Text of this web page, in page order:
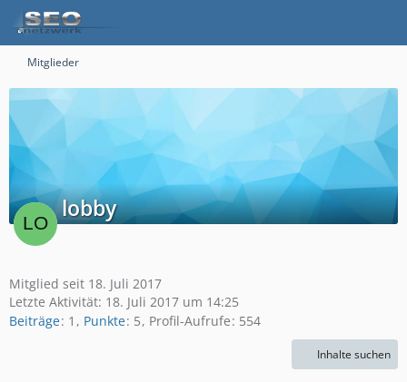
Mitglieder
lobby
Mitglied seit 18. Juli 2017
Letzte Aktivität: 18. Juli 2017 um 14:25
Beiträge 1 Punkte 5 Profil-Aufrufe 554
Inhalte suchen